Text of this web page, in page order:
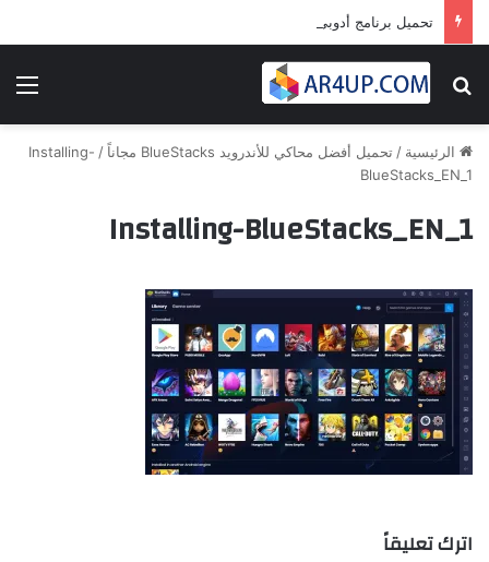
بحث عن
الرئيسية / تحميل أفضل محاكي للأندرويد BlueStacks مجاناً /
Installing-
BlueStacks_EN_1
Installing-BlueStacks_EN_1
اترك تعليقاً